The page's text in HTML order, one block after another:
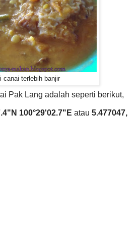
canai terlebih banjir
Pak Lang adalah seperti berikut,
100°29'02.7"E atau 5.477047,